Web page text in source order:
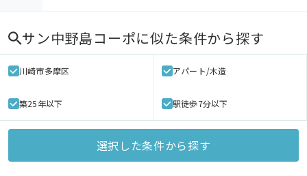
サン中野島コーポに似た条件から探す
川崎市多摩区 アパート/木造
築25年以下 駅徒歩7分以下
選択した条件から探す